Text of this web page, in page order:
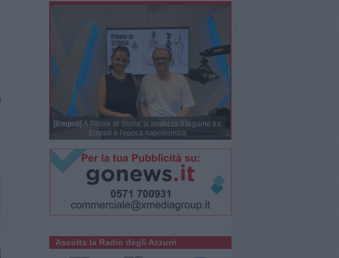
[Empoli] A 'Pillole di Storia' si analizza il legame tra
Empoli e l'epoca napoleonica
Ascolta la Radio degli Azzurri